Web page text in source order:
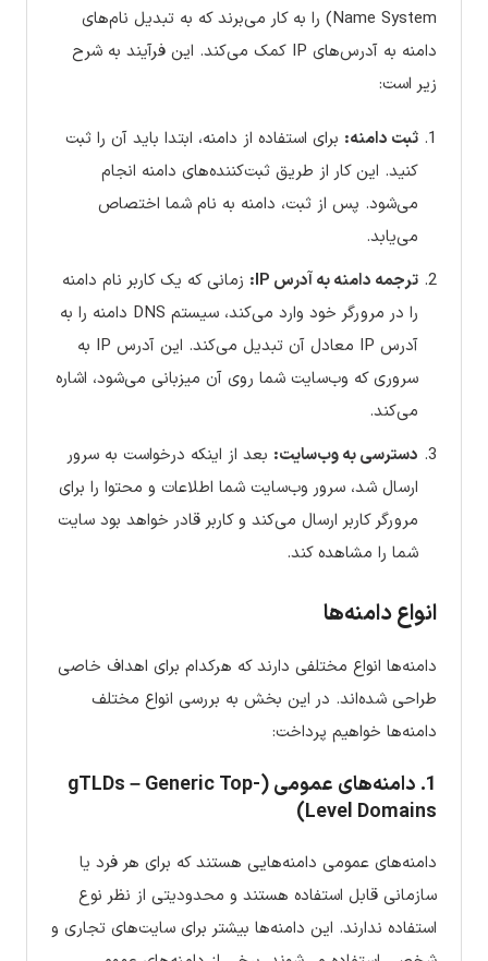
Name System) را به کار می‌برند که به تبدیل نام‌های
دامنه به آدرس‌های IP کمک می‌کند. این فرآیند به شرح
زیر است:
ثبت دامنه: برای استفاده از دامنه، ابتدا باید آن را ثبت
کنید. این کار از طریق ثبت‌کننده‌های دامنه انجام
می‌شود. پس از ثبت، دامنه به نام شما اختصاص
می‌یابد.
ترجمه دامنه به آدرس IP:
زمانی که یک کاربر نام دامنه
را در مرورگر خود وارد می‌کند، سیستم DNS دامنه را به
آدرس IP معادل آن تبدیل می‌کند. این آدرس IP به
سروری که وب‌سایت شما روی آن میزبانی می‌شود، اشاره
می‌کند.
دسترسی به وب‌سایت: بعد از اینکه درخواست به سرور
ارسال شد، سرور وب‌سایت شما اطلاعات و محتوا را برای
مرورگر کاربر ارسال می‌کند و کاربر قادر خواهد بود سایت
شما را مشاهده کند.
انواع دامنه‌ها
دامنه‌ها انواع مختلفی دارند که هرکدام برای اهداف خاصی
طراحی شده‌اند. در این بخش به بررسی انواع مختلف
دامنه‌ها خواهیم پرداخت:
1. دامنه‌های عمومی (gTLDs – Generic Top-
Level Domains)
دامنه‌های عمومی دامنه‌هایی هستند که برای هر فرد یا
سازمانی قابل استفاده هستند و محدودیتی از نظر نوع
استفاده ندارند. این دامنه‌ها بیشتر برای سایت‌های تجاری و